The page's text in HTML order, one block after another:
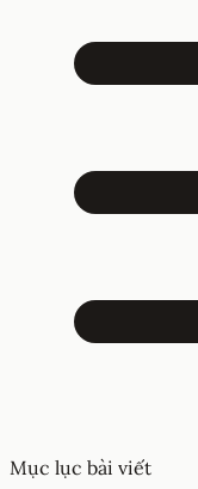
Mục lục bài viết